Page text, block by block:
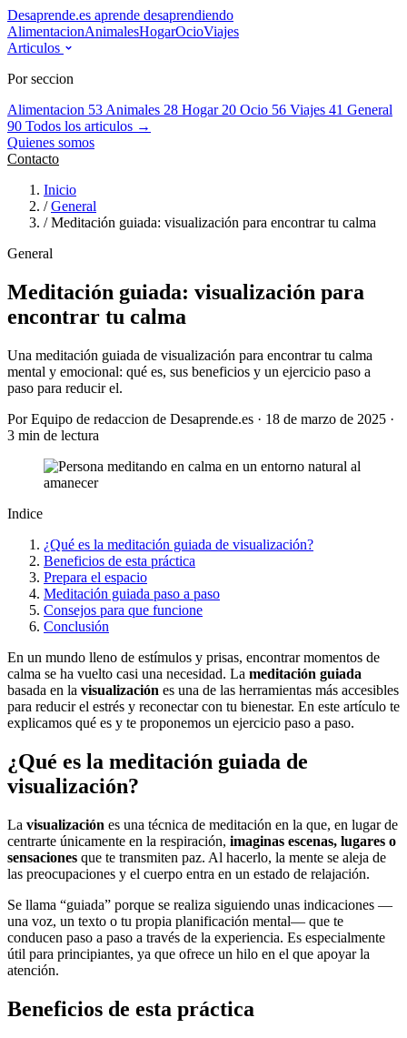
Desaprende.es aprende desaprendiendo
AlimentacionAnimalesHogarOcioViajes
Articulos
Por seccion
Alimentacion 53 Animales 28 Hogar 20 Ocio 56 Viajes 41 General
90 Todos los articulos →
Quienes somos
Contacto
Inicio
/ General
/ Meditación guiada: visualización para encontrar tu calma
General
Meditación guiada: visualización para
encontrar tu calma
Una meditación guiada de visualización para encontrar tu calma
mental y emocional: qué es, sus beneficios y un ejercicio paso a
paso para reducir el.
Por Equipo de redaccion de Desaprende.es · 18 de marzo de 2025 ·
3 min de lectura
Indice
¿Qué es la meditación guiada de visualización?
Beneficios de esta práctica
Prepara el espacio
Meditación guiada paso a paso
Consejos para que funcione
Conclusión
En un mundo lleno de estímulos y prisas, encontrar momentos de
calma se ha vuelto casi una necesidad. La meditación guiada
basada en la visualización es una de las herramientas más accesibles
para reducir el estrés y reconectar con tu bienestar. En este artículo te
explicamos qué es y te proponemos un ejercicio paso a paso.
¿Qué es la meditación guiada de
visualización?
La visualización es una técnica de meditación en la que, en lugar de
centrarte únicamente en la respiración, imaginas escenas, lugares o
sensaciones que te transmiten paz. Al hacerlo, la mente se aleja de
las preocupaciones y el cuerpo entra en un estado de relajación.
Se llama “guiada” porque se realiza siguiendo unas indicaciones —
una voz, un texto o tu propia planificación mental— que te
conducen paso a paso a través de la experiencia. Es especialmente
útil para principiantes, ya que ofrece un hilo en el que apoyar la
atención.
Beneficios de esta práctica